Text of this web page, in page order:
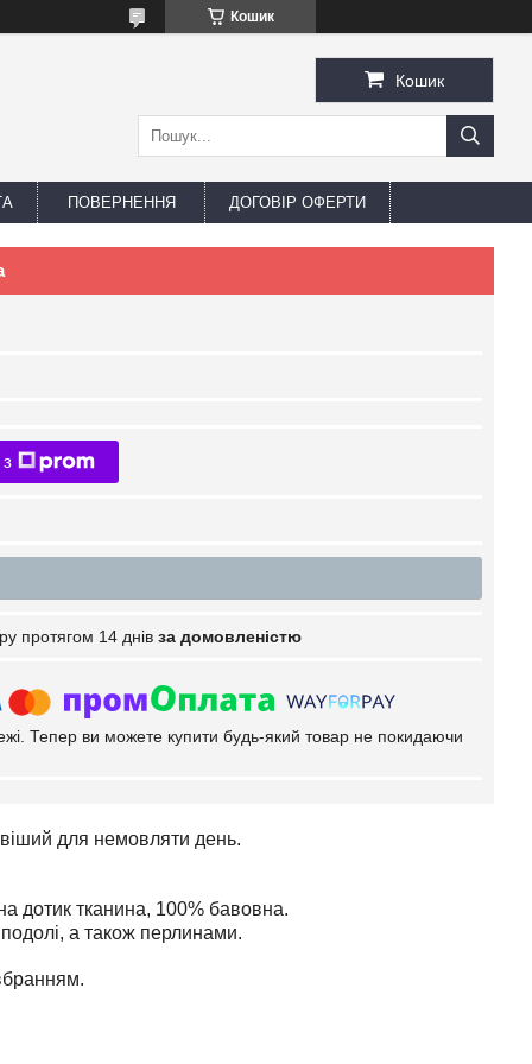
Кошик
Кошик
ПОВЕРНЕННЯ ДОГОВІР ОФЕРТИ
протягом 14 днів за домовленістю
Тепер ви можете купити будь-який товар не покидаючи
для немовляти день.
дотик тканина, 100% бавовна.
а також перлинами.